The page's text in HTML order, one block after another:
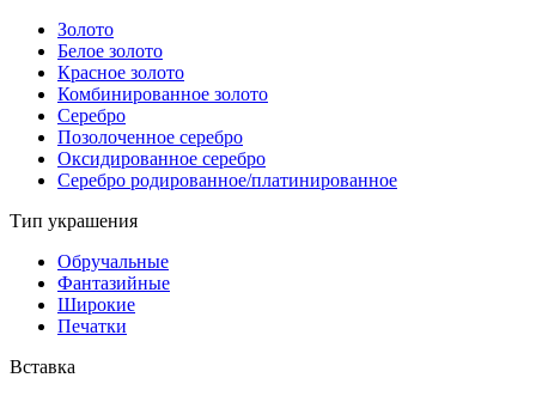
Золото
Белое золото
Красное золото
Комбинированное золото
Серебро
Позолоченное серебро
Оксидированное серебро
Серебро родированное/платинированное
Тип украшения
Обручальные
Фантазийные
Широкие
Печатки
Вставка